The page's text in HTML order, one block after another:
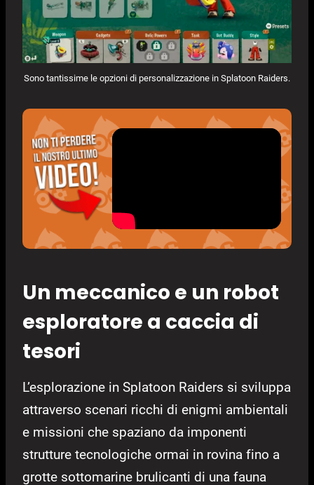
Sono tantissime le opzioni di personalizzazione in Splatoon Raiders.
Un meccanico e un robot
esploratore a caccia di
tesori
L’esplorazione in Splatoon Raiders si sviluppa
attraverso scenari ricchi di enigmi ambientali
e missioni che spaziano da imponenti
strutture tecnologiche ormai in rovina fino a
grotte sottomarine brulicanti di una fauna